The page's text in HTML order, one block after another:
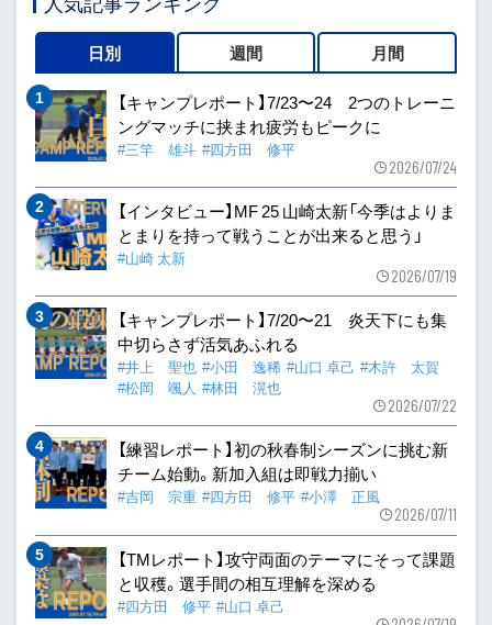
日別 週間 月間
【キャンプレポート】7/23〜24 2つのトレーニ
ングマッチに挟まれ疲労もピークに
#三竿 雄斗 #四方田 修平
2026/07/24
【インタビュー】MF 25 山崎太新「今季はよりま
とまりを持って戦うことが出来ると思う」
#山崎 太新
2026/07/19
【キャンプレポート】7/20〜21 炎天下にも集
中切らさず活気あふれる
#井上 聖也 #小田 逸稀 #山口 卓己 #木許 太賀
#松岡 颯人 #林田 滉也
2026/07/22
【練習レポート】初の秋春制シーズンに挑む新
チーム始動。新加入組は即戦力揃い
#吉岡 宗重 #四方田 修平 #小澤 正風
2026/07/11
【TMレポート】攻守両面のテーマにそって課題
と収穫。選手間の相互理解を深める
#四方田 修平 #山口 卓己